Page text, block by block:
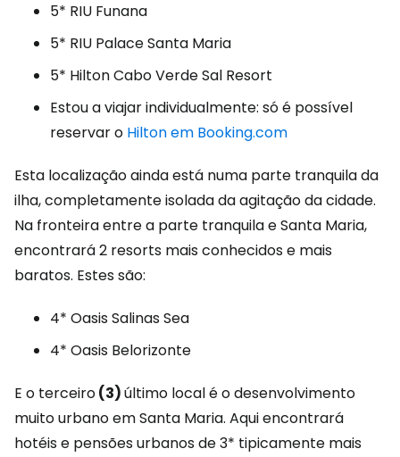
5* RIU Funana
5* RIU Palace Santa Maria
5* Hilton Cabo Verde Sal Resort
Estou a viajar individualmente: só é possível
reservar o Hilton em Booking.com
Esta localização ainda está numa parte tranquila da
ilha, completamente isolada da agitação da cidade.
Na fronteira entre a parte tranquila e Santa Maria,
encontrará 2 resorts mais conhecidos e mais
baratos. Estes são:
4* Oasis Salinas Sea
4* Oasis Belorizonte
E o terceiro(3)último local é o desenvolvimento
muito urbano em Santa Maria. Aqui encontrará
hotéis e pensões urbanos de 3* tipicamente mais